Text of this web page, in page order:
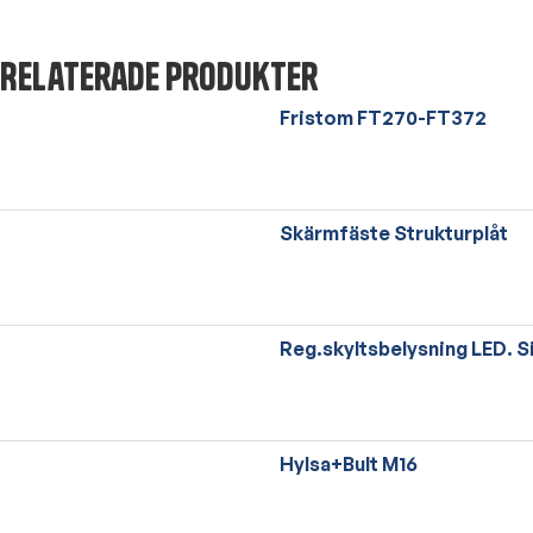
Relaterade produkter
Fristom FT270-FT372
Skärmfäste Strukturplåt
Reg.skyltsbelysning LED.
Hylsa+Bult M16